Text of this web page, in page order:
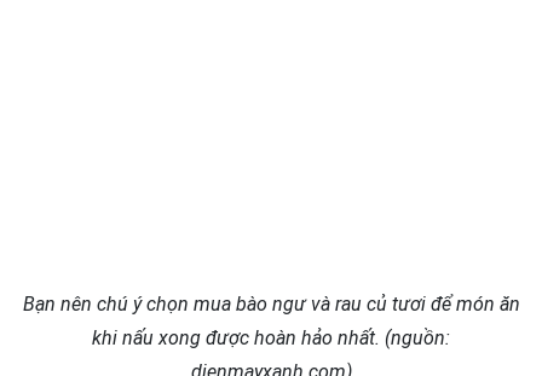
Bạn nên chú ý chọn mua bào ngư và rau củ tươi để món ăn
khi nấu xong được hoàn hảo nhất. (nguồn: